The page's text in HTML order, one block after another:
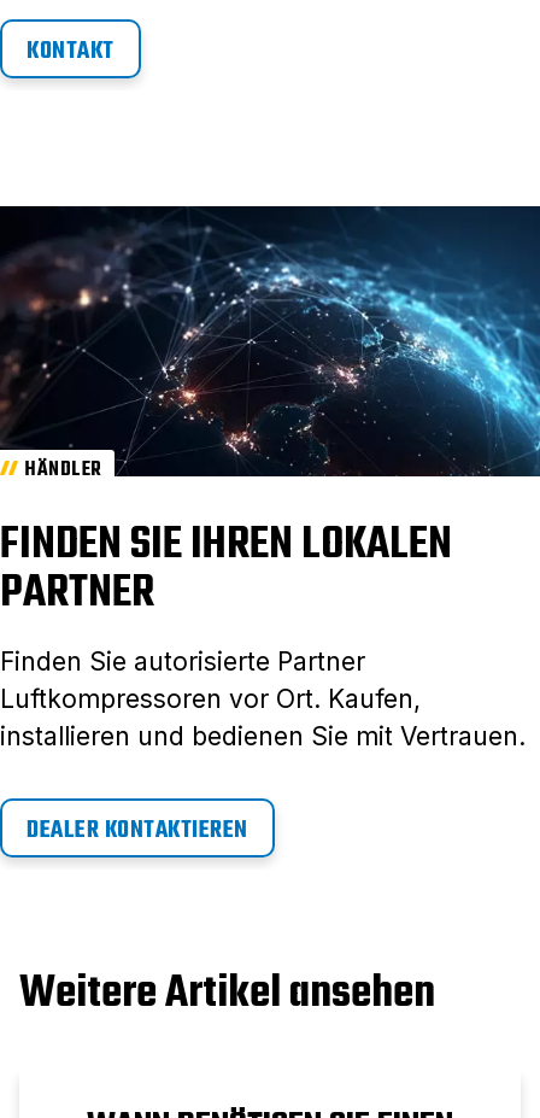
KONTAKT
HÄNDLER
FINDEN SIE IHREN LOKALEN
PARTNER
Finden Sie autorisierte Partner
Luftkompressoren vor Ort. Kaufen,
installieren und bedienen Sie mit Vertrauen.
DEALER KONTAKTIEREN
Weitere Artikel ansehen